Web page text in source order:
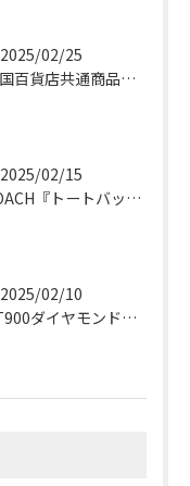
2025/02/25
全国百貨店共通商品券をお買取致しました！
2025/02/15
COACH『トートバッグ』をお買取致しました！
2025/02/10
PT900ダイヤモンドリングをお買取致しました！